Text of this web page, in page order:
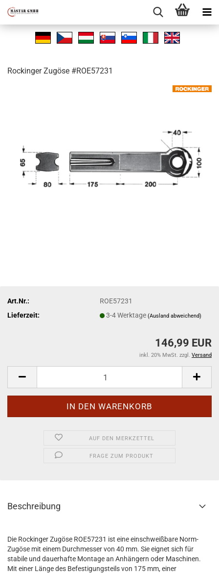
Ro­ck­in­ger Zu­gö­se #ROE57231
Art.Nr.:
ROE57231
Lieferzeit:
3-4 Werktage(Ausland abweichend)
146,99 EUR
inkl. 20% MwSt. zzgl. Versand
AUF DEN MERKZETTEL
FRAGE ZUM PRODUKT
Beschreibung
Die Rockinger Zugöse ROE57231 ist eine einschweißbare Norm-
Zugöse mit einem Durchmesser von 40 mm. Sie eignet sich für
stabile und dauerhafte Montage an Anhängern oder Maschinen.
Mit einer Länge des Befestigungsteils von 175 mm, einer